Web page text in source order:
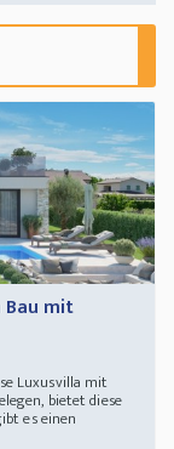
mit
Luxusvilla mit
bietet diese
es einen